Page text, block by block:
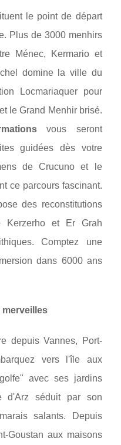
le point de départ
Plus de 3000 menhirs
Ménec, Kermario et
domine la ville du
Locmariaquer pour
le Grand Menhir brisé.
vous seront
guidées dès votre
de Crucuno et le
ce parcours fascinant.
des reconstitutions
Kerzerho et Er Grah
Comptez une
dans 6000 ans
merveilles
depuis Vannes, Port-
vers l'île aux
avec ses jardins
d'Arz séduit par son
salants. Depuis
Goustan aux maisons